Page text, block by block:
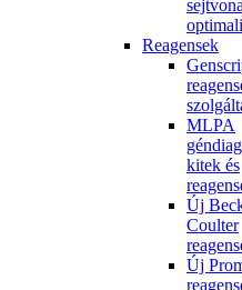
Reagensek
MLPA
kitek és
Új
Coulter
Új